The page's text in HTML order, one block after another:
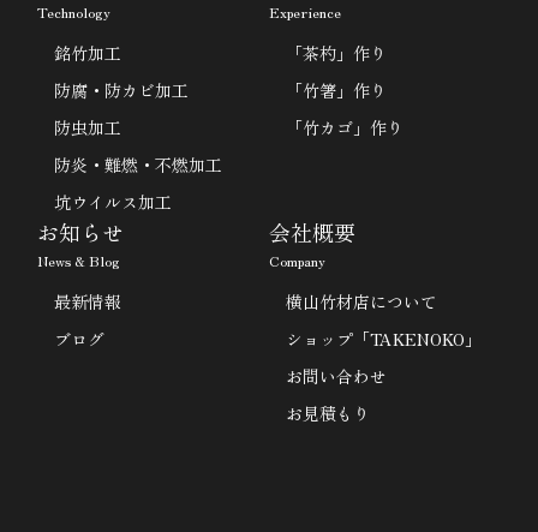
Technology
銘竹加工
防腐・防カビ加工
防虫加工
防炎・難燃・不燃加工
坑ウイルス加工
Experience
「茶杓」作り
「竹箸」作り
「竹カゴ」作り
お知らせ
News & Blog
最新情報
ブログ
会社概要
Company
横山竹材店について
ショップ「TAKENOKO」
お問い合わせ
お見積もり